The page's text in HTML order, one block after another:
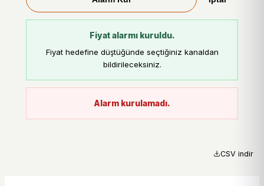
Fiyat alarmı kuruldu.
Fiyat hedefine düştüğünde seçtiğiniz kanaldan
bildirileceksiniz.
Alarm kurulamadı.
CSV indir